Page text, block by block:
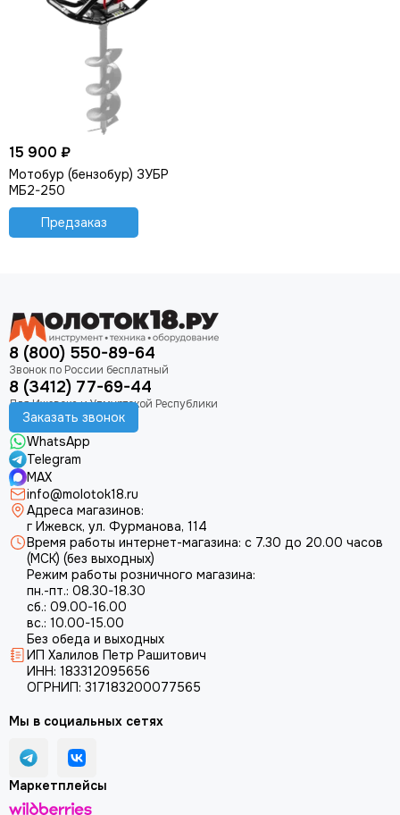
15 900 ₽
Мотобур (бензобур) ЗУБР
МБ2-250
Предзаказ
8 (800) 550-89-64
8 (3412) 77-69-44
Заказать звонок
WhatsApp
Telegram
MAX
info@molotok18.ru
Адреса магазинов:
г Ижевск, ул. Фурманова, 114
Время работы интернет-магазина: с 7.30 до 20.00 часов
(МСК) (без выходных)
Режим работы розничного магазина:
пн.-пт.: 08.30-18.30
сб.: 09.00-16.00
вс.: 10.00-15.00
Без обеда и выходных
ИП Халилов Петр Рашитович
ИНН: 183312095656
ОГРНИП: 317183200077565
Мы в социальных сетях
Маркетплейсы